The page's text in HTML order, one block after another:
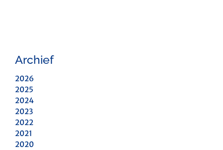
Archief
2026
2025
2024
2023
2022
2021
2020